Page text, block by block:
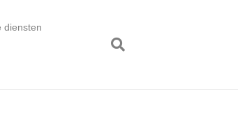
diensten